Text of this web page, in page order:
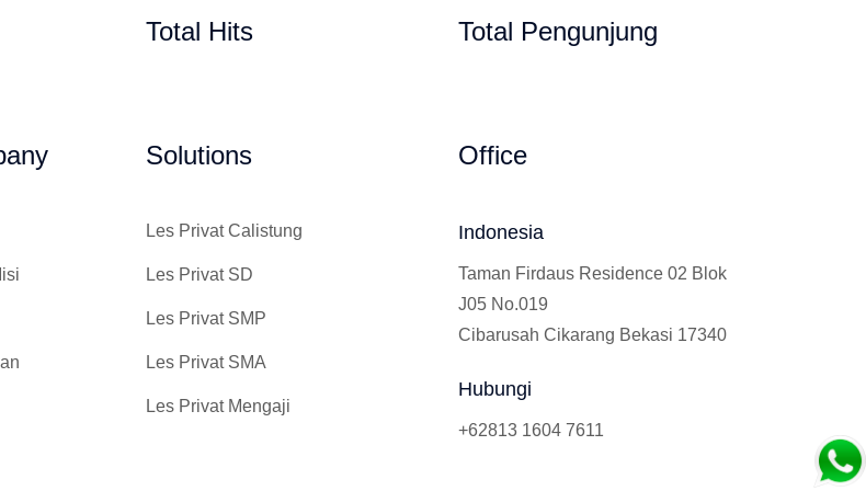
Total Hits Total Pengunjung
Solutions
Les Privat Calistung
Les Privat SD
Les Privat SMP
Les Privat SMA
Les Privat Mengaji
Office
Indonesia
Taman Firdaus Residence 02 Blok
J05 No.019
Cibarusah Cikarang Bekasi 17340
Hubungi
+62813 1604 7611